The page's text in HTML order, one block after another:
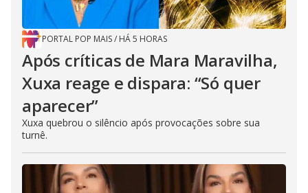
PORTAL POP MAIS/ HÁ 5 HORAS
Após críticas de Mara Maravilha,
Xuxa reage e dispara: “Só quer
aparecer”
Xuxa quebrou o silêncio após provocações sobre sua
turnê.